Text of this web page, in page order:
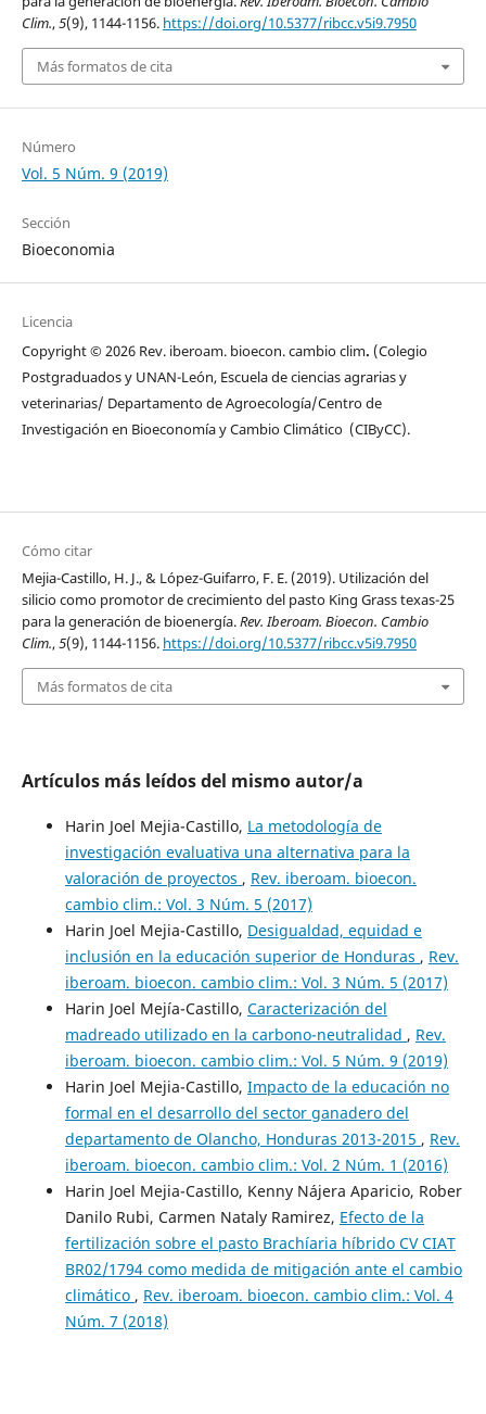
Clim.,5(9), 1144-1156. https://doi.org/10.5377/ribcc.v5i9.7950
Más formatos de cita
Número
Vol. 5 Núm. 9 (2019)
Sección
Bioeconomia
Licencia
Copyright © 2026 Rev. iberoam. bioecon. cambio clim. (Colegio
Postgraduados y UNAN-León, Escuela de ciencias agrarias y
veterinarias/ Departamento de Agroecología/Centro de
Investigación en Bioeconomía y Cambio Climático (CIByCC).
Cómo citar
Mejia-Castillo, H. J., & López-Guifarro, F. E. (2019). Utilización del
silicio como promotor de crecimiento del pasto King Grass texas-25
para la generación de bioenergía.Rev. Iberoam. Bioecon. Cambio
Clim.,5(9), 1144-1156. https://doi.org/10.5377/ribcc.v5i9.7950
Más formatos de cita
Artículos más leídos del mismo autor/a
Harin Joel Mejia-Castillo, La metodología de
investigación evaluativa una alternativa para la
valoración de proyectos , Rev. iberoam. bioecon.
cambio clim.: Vol. 3 Núm. 5 (2017)
Harin Joel Mejia-Castillo, Desigualdad, equidad e
inclusión en la educación superior de Honduras , Rev.
iberoam. bioecon. cambio clim.: Vol. 3 Núm. 5 (2017)
Harin Joel Mejía-Castillo, Caracterización del
madreado utilizado en la carbono-neutralidad , Rev.
iberoam. bioecon. cambio clim.: Vol. 5 Núm. 9 (2019)
Harin Joel Mejia-Castillo, Impacto de la educación no
formal en el desarrollo del sector ganadero del
departamento de Olancho, Honduras 2013-2015 , Rev.
iberoam. bioecon. cambio clim.: Vol. 2 Núm. 1 (2016)
Harin Joel Mejia-Castillo, Kenny Nájera Aparicio, Rober
Danilo Rubi, Carmen Nataly Ramirez, Efecto de la
fertilización sobre el pasto Brachíaria híbrido CV CIAT
BR02/1794 como medida de mitigación ante el cambio
climático , Rev. iberoam. bioecon. cambio clim.: Vol. 4
Núm. 7 (2018)